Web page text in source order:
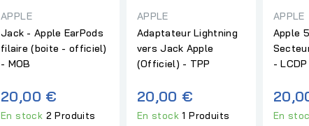
APPLE
Jack - Apple EarPods
filaire (boite - officiel)
- MOB
20,00 €
En stock 2 Produits
APPLE
Adaptateur Lightning
vers Jack Apple
(Officiel) - TPP
20,00 €
En stock1 Produits
APPLE
Apple
- LCDP
En